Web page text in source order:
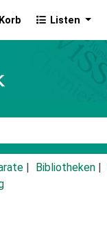
Korb Listen
Bibliotheken